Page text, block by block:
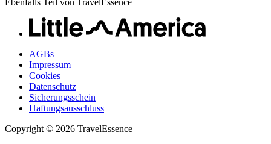
Ebenfalls Teil von TravelEssence
AGBs
Impressum
Cookies
Datenschutz
Sicherungsschein
Haftungsausschluss
Copyright © 2026 TravelEssence